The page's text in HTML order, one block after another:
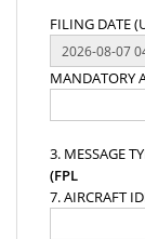
FILING DATE
MANDATORY
3. MESSAGE
(FPL
7. AIRCRAFT